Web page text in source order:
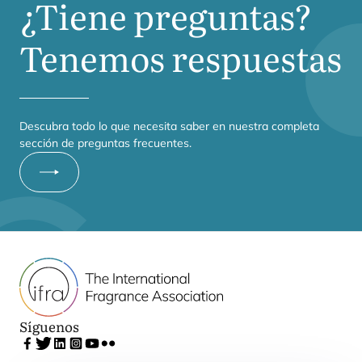
¿Tiene preguntas?
Tenemos respuestas
Des­cu­bra todo lo que nece­si­ta saber en nues­tra com­ple­ta
sec­ción de pre­gun­tas frecuentes.
Síguenos